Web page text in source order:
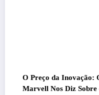
O Preço da Inovação:
Marvell Nos Diz